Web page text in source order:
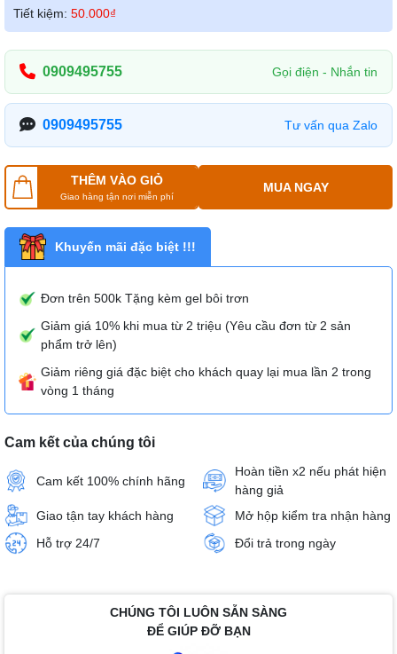
Tiết kiệm: 50.000₫
0909495755 Gọi điện - Nhắn tin
0909495755 Tư vấn qua Zalo
THÊM VÀO GIỎ
Giao hàng tận nơi miễn phí
MUA NGAY
Khuyến mãi đặc biệt !!!
Đơn trên 500k Tặng kèm gel bôi trơn
Giảm giá 10% khi mua từ 2 triệu (Yêu cầu đơn từ 2 sản
phẩm trở lên)
Giảm riêng giá đặc biệt cho khách quay lại mua lần 2 trong
vòng 1 tháng
Cam kết của chúng tôi
Cam kết 100% chính hãng
Hoàn tiền x2 nếu phát hiện
hàng giả
Giao tận tay khách hàng
Mở hộp kiểm tra nhận hàng
Hỗ trợ 24/7
Đổi trả trong ngày
CHÚNG TÔI LUÔN SẴN SÀNG
ĐỂ GIÚP ĐỠ BẠN